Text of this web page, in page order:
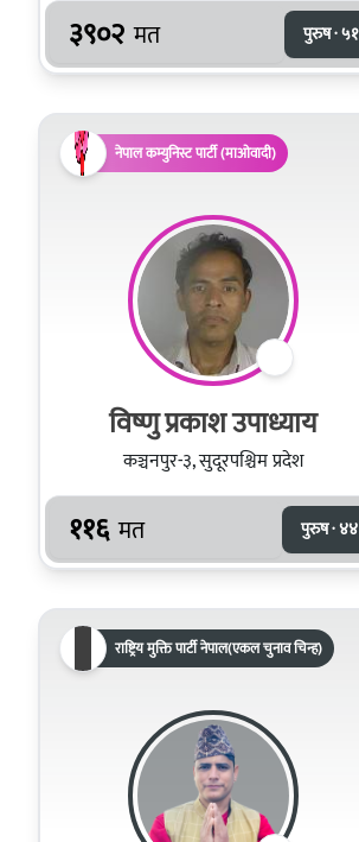
३९०२ मत पुरुष · ५१
नेपाल कम्युनिस्ट पार्टी (माओवादी)
विष्णु प्रकाश उपाध्याय
कञ्चनपुर-३, सुदूरपश्चिम प्रदेश
११६ मत पुरुष · ४४
राष्ट्रिय मुक्ति पार्टी नेपाल(एकल चुनाव चिन्ह)